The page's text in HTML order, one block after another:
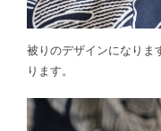
被りのデザインになりま
ります。